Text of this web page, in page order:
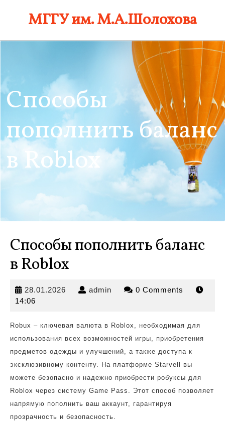
МГГУ им. М.А.Шолохова
Способы
пополнить баланс
в Roblox
Способы пополнить баланс
в Roblox
28.01.2026 28.01.2026
admin admin 0 Comments
14:06
Robux – ключевая валюта в Roblox, необходимая для
использования всех возможностей игры, приобретения
предметов одежды и улучшений, а также доступа к
эксклюзивному контенту. На платформе Starvell вы
можете безопасно и надежно приобрести робуксы для
Roblox через систему Game Pass. Этот способ позволяет
напрямую пополнить ваш аккаунт, гарантируя
прозрачность и безопасность.